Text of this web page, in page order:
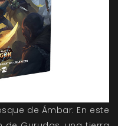
de Ámbar: En este